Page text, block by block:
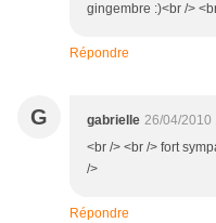
gingembre :)<br />
Répondre
G gabrielle 26/04/2010
<br /> <br /> fort
/>
Répondre